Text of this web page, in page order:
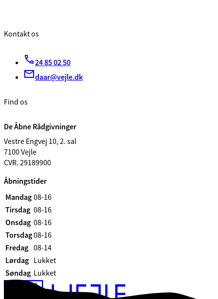
Kontakt os
24 85 02 50
daar@vejle.dk
Find os
De Åbne Rådgivninger
Vestre Engvej 10, 2. sal
7100 Vejle
CVR. 29189900
Åbningstider
Mandag 08-16
Tirsdag 08-16
Onsdag 08-16
Torsdag08-16
Fredag 08-14
Lørdag Lukket
Søndag Lukket